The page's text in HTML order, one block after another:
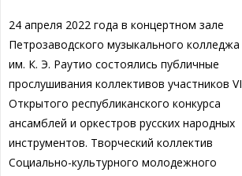
24 апреля 2022 года в концертном зале
Петрозаводского музыкального колледжа
им. К. Э. Раутио состоялись публичные
прослушивания коллективов участников VI
Открытого республиканского конкурса
ансамблей и оркестров русских народных
инструментов. Творческий коллектив
Социально-культурного молодежного